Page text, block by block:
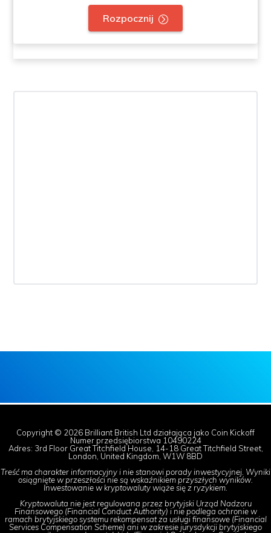
Rozpocznij
Copyright © 2026 Brilliant British Ltd działająca jako Coin Kickoff
Numer przedsiębiorstwa 10490224
Adres: 3rd Floor Great Titchfield House, 14-18 Great Titchfield Street,
London, United Kingdom, W1W 8BD
Treść ma charakter informacyjny i nie stanowi porady inwestycyjnej. Wyniki
osiągnięte w przeszłości nie są wskaźnikiem przyszłych wyników.
Inwestowanie w kryptowaluty wiąże się z ryzykiem.
Kryptowaluta nie jest regulowana przez brytyjski Urząd Nadzoru
Finansowego (Financial Conduct Authority) i nie podlega ochronie w
ramach brytyjskiego systemu rekompensat za usługi finansowe (Financial
Services Compensation Scheme) ani w zakresie jurysdykcji brytyjskiego